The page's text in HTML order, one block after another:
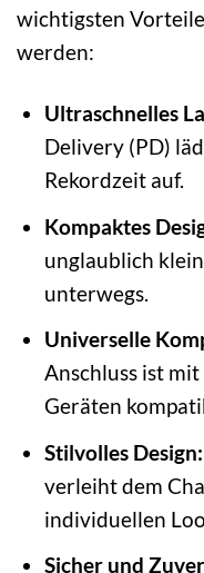
wichtigsten
werden:
Ultraschnelles
Delivery (PD)
Rekordzeit auf.
Kompaktes
unglaublich
unterwegs.
Universelle
Anschluss ist
Geräten
Stilvolles Design:
verleiht dem
individuellen
Sicher und